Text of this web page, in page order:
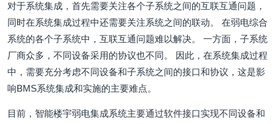
对于系统集成，首先需要关注各个子系统之间的互联互通问题，
同时在系统集成过程中还需要关注系统之间的联动。 在弱电综合
系统的各个子系统中，互联互通问题难以解决。 一方面，子系统
厂商众多，不同设备采用的协议也不同。 因此，在系统集成过程
中，需要充分考虑不同设备和子系统之间的接口和协议，这是影
响BMS系统集成和实施的主要难点。
目前，智能楼宇弱电集成系统主要通过软件接口实现不同设备和